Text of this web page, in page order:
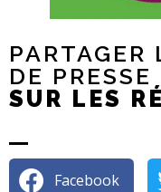
PARTAGER
DE PRESSE
SUR LES
Facebook